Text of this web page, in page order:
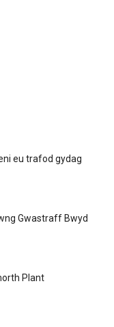
eu trafod gydag
Gwastraff Bwyd
Plant